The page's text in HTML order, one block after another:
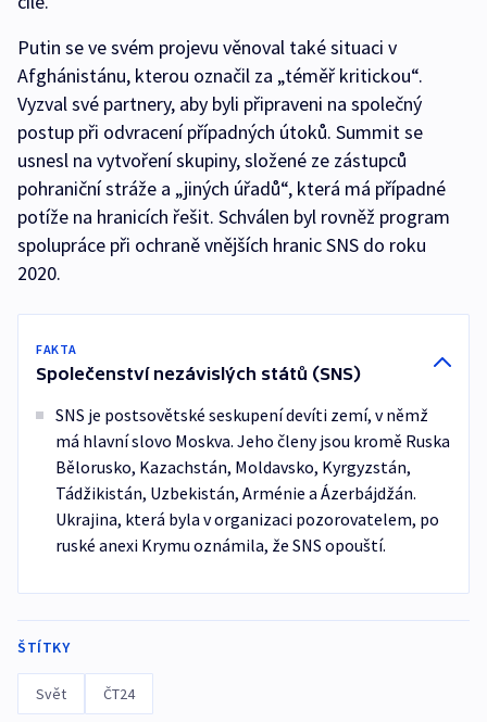
Putin se ve svém projevu věnoval také situaci v
Afghánistánu, kterou označil za „téměř kritickou“.
Vyzval své partnery, aby byli připraveni na společný
postup při odvracení případných útoků. Summit se
usnesl na vytvoření skupiny, složené ze zástupců
pohraniční stráže a „jiných úřadů“, která má případné
potíže na hranicích řešit. Schválen byl rovněž program
spolupráce při ochraně vnějších hranic SNS do roku
2020.
FAKTA
Společenství nezávislých států (SNS)
SNS je postsovětské seskupení devíti zemí, v němž
má hlavní slovo Moskva. Jeho členy jsou kromě Ruska
Bělorusko, Kazachstán, Moldavsko, Kyrgyzstán,
Tádžikistán, Uzbekistán, Arménie a Ázerbájdžán.
Ukrajina, která byla v organizaci pozorovatelem, po
ruské anexi Krymu oznámila, že SNS opouští.
ŠTÍTKY
Svět ČT24